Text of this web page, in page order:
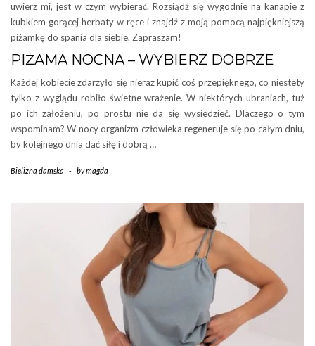
uwierz mi, jest w czym wybierać. Rozsiądź się wygodnie na kanapie z
kubkiem gorącej herbaty w ręce i znajdź z moją pomocą najpiękniejszą
piżamkę do spania dla siebie. Zapraszam!
PIŻAMA NOCNA – WYBIERZ DOBRZE
Każdej kobiecie zdarzyło się nieraz kupić coś przepięknego, co niestety
tylko z wyglądu robiło świetne wrażenie. W niektórych ubraniach, tuż
po ich założeniu, po prostu nie da się wysiedzieć. Dlaczego o tym
wspominam? W nocy organizm człowieka regeneruje się po całym dniu,
by kolejnego dnia dać siłę i dobrą …
Bielizna damska - bymagda